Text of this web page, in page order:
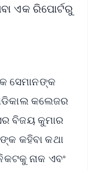
ଏକ ରିପୋର୍ଟରୁ
ସେମାନଙ୍କ
କଲେଜର
ବିଜୟ କୁମାର
କହିବା କଥା
ନାକ ଏବଂ